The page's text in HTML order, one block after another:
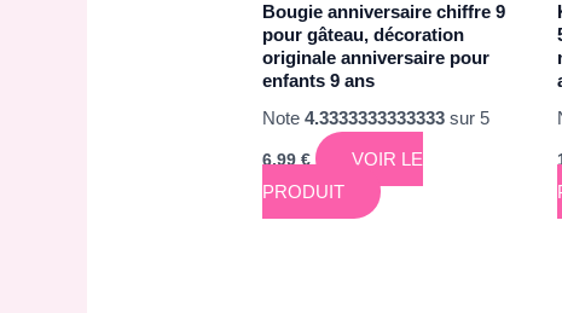
Bougie anniversaire chiffre 9
pour gâteau, décoration
originale anniversaire pour
enfants 9 ans
Note4.3333333333333 sur 5
6,99€
VOIR LE
PRODUIT